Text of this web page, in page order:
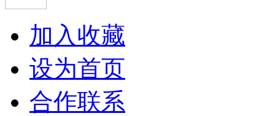
加入收藏
设为首页
合作联系